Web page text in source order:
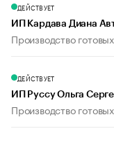
ДЕЙСТВУЕТ
ИП Кардава Диана
Производство
ДЕЙСТВУЕТ
ИП Руссу Ольга
Производство